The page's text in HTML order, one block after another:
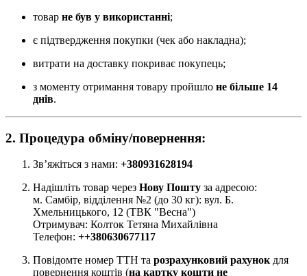
товар не був у використанні;
є підтвердження покупки (чек або накладна);
витрати на доставку покриває покупець;
з моменту отримання товару пройшло не більше 14
днів.
2. Процедура обміну/повернення:
Зв’яжіться з нами: +380931628194
Надішліть товар через Нову Пошту за адресою:
м. Самбір, відділення №2 (до 30 кг): вул. Б.
Хмельницького, 12 (ТВК "Весна")
Отримувач: Колток Тетяна Михайлівна
Телефон: ++380630677117
Повідомте номер ТТН та розрахунковий рахунок для
повернення коштів (на картку кошти не